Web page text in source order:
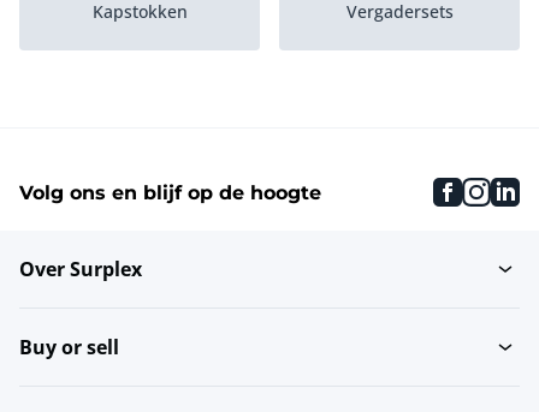
Kapstokken Vergadersets
Dossierkasten Brandwerende kasten
Volg ons en blijf op de hoogte
Over Surplex
Buy or sell